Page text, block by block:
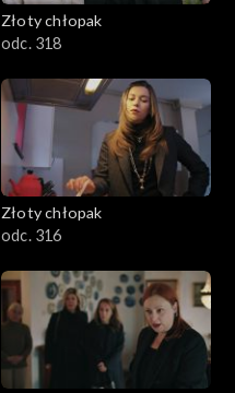
Złoty chłopak
odc. 318
Złoty chłopak
odc. 316